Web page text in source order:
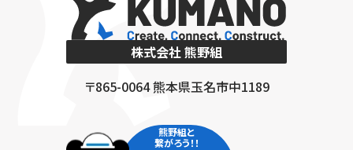
株式会社 熊野組
〒865-0064 熊本県玉名市中1189
熊野組と
繋がろう！！